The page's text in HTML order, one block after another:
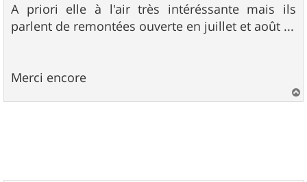
A priori elle à l'air très intéréssante mais ils
parlent de remontées ouverte en juillet et août ...
Merci encore
a